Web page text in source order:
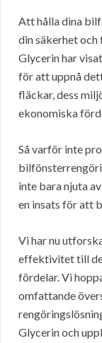
Att hålla dina
din säkerhet
Glycerin har
för att uppnå
fläckar, dess
ekonomiska
Så varför inte
inte bara njuta
en insats för att
Vi har nu
effektivitet till
fördelar. Vi
omfattande
Glycerin och